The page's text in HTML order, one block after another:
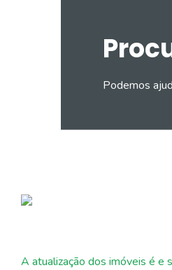
Podemos
A atualização dos imóveis é e